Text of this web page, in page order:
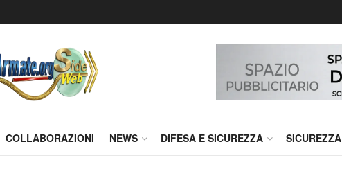
COLLABORAZIONI NEWS DIFESA E SICUREZZA SICUREZZA